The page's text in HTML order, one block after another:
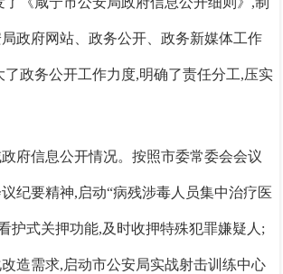
政府网站、政务公开、政务新媒体工作
了政务公开工作力度,明确了责任分工,压实
府信息公开情况。按照市委常委会会议
纪要精神,启动“病残涉毒人员集中治疗医
护式关押功能,及时收押特殊犯罪嫌疑人;
造需求,启动市公安局实战射击训练中心